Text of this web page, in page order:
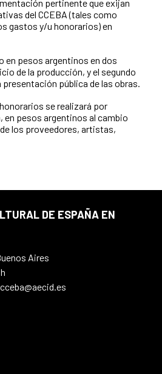
pertinente que exijan
del CCEBA (tales como
gastos y/u honorarios) en
en pesos argentinos en dos
de la producción, y el segundo
presentación pública de las obras.
se realizará por
en pesos argentinos al cambio
los proveedores, artistas,
DE ESPAÑA EN
Aires